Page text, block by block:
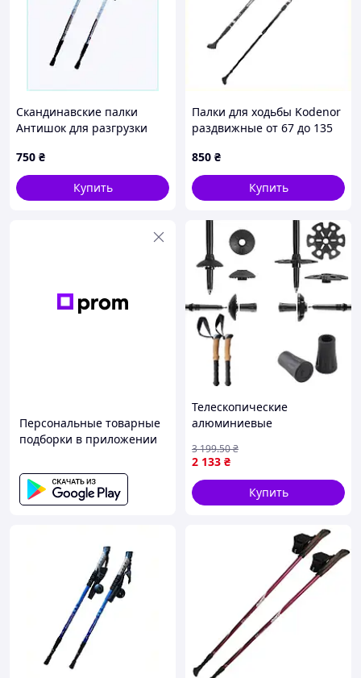
Скандинавские палки
Антишок для разгрузки
750 ₴
Купить
Палки для ходьбы Kodenor
раздвижные от 67 до 135
850 ₴
Купить
Персональные товарные
подборки в приложении
Телескопические
алюминиевые
135 см для походов и
скандинавской ходьбы
FLAME
2 133 ₴
3 199.50₴
Купить